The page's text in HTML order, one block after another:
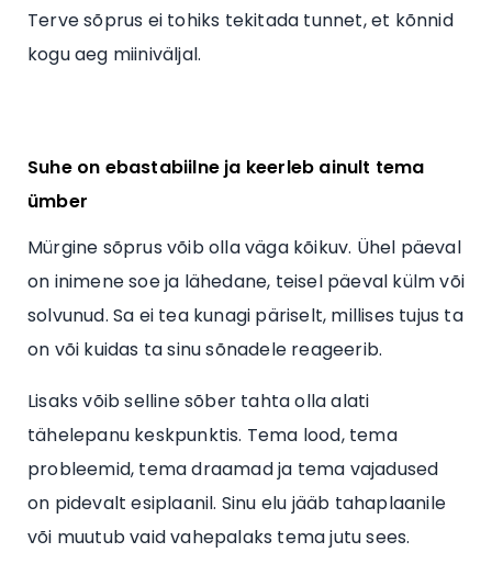
Terve sõprus ei tohiks tekitada tunnet, et kõnnid
kogu aeg miiniväljal.
Suhe on ebastabiilne ja keerleb ainult tema
ümber
Mürgine sõprus võib olla väga kõikuv. Ühel päeval
on inimene soe ja lähedane, teisel päeval külm või
solvunud. Sa ei tea kunagi päriselt, millises tujus ta
on või kuidas ta sinu sõnadele reageerib.
Lisaks võib selline sõber tahta olla alati
tähelepanu keskpunktis. Tema lood, tema
probleemid, tema draamad ja tema vajadused
on pidevalt esiplaanil. Sinu elu jääb tahaplaanile
või muutub vaid vahepalaks tema jutu sees.